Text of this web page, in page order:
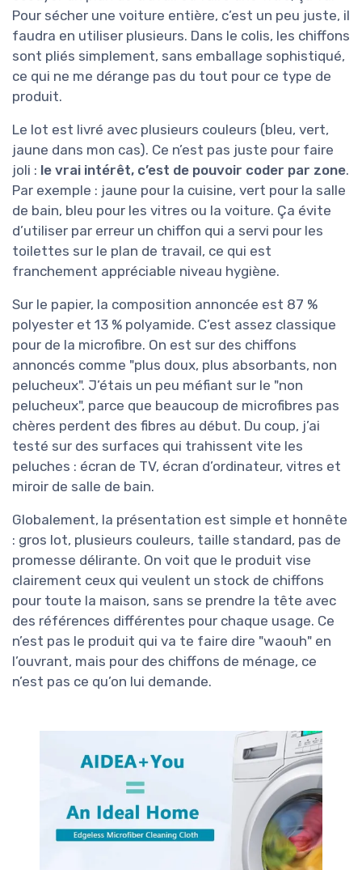
Pour sécher une voiture entière, c’est un peu juste, il
faudra en utiliser plusieurs. Dans le colis, les chiffons
sont pliés simplement, sans emballage sophistiqué,
ce qui ne me dérange pas du tout pour ce type de
produit.
Le lot est livré avec plusieurs couleurs (bleu, vert,
jaune dans mon cas). Ce n’est pas juste pour faire
joli : le vrai intérêt, c’est de pouvoir coder par zone.
Par exemple : jaune pour la cuisine, vert pour la salle
de bain, bleu pour les vitres ou la voiture. Ça évite
d’utiliser par erreur un chiffon qui a servi pour les
toilettes sur le plan de travail, ce qui est
franchement appréciable niveau hygiène.
Sur le papier, la composition annoncée est 87 %
polyester et 13 % polyamide. C’est assez classique
pour de la microfibre. On est sur des chiffons
annoncés comme "plus doux, plus absorbants, non
pelucheux". J’étais un peu méfiant sur le "non
pelucheux", parce que beaucoup de microfibres pas
chères perdent des fibres au début. Du coup, j’ai
testé sur des surfaces qui trahissent vite les
peluches : écran de TV, écran d’ordinateur, vitres et
miroir de salle de bain.
Globalement, la présentation est simple et honnête
: gros lot, plusieurs couleurs, taille standard, pas de
promesse délirante. On voit que le produit vise
clairement ceux qui veulent un stock de chiffons
pour toute la maison, sans se prendre la tête avec
des références différentes pour chaque usage. Ce
n’est pas le produit qui va te faire dire "waouh" en
l’ouvrant, mais pour des chiffons de ménage, ce
n’est pas ce qu’on lui demande.